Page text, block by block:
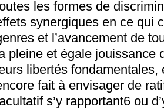
les formes de
synergiques en ce qui
et l’avancement de
pleine et égale jouissance
libertés fondamentales,
fait à envisager de
s’y rapportant6 ou